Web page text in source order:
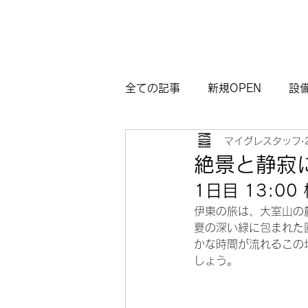
全ての記事 新規OPEN 設
マイグレ東京 お知らせ
観光モデルコース熱海 サ
絶景と静寂
マイグレスタッフ
1日目 13:00
伊東の旅は、大室山
夏の深い緑に包まれ
かな時間が流れるこ
しょう。